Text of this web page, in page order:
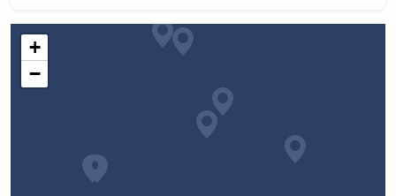
+
−